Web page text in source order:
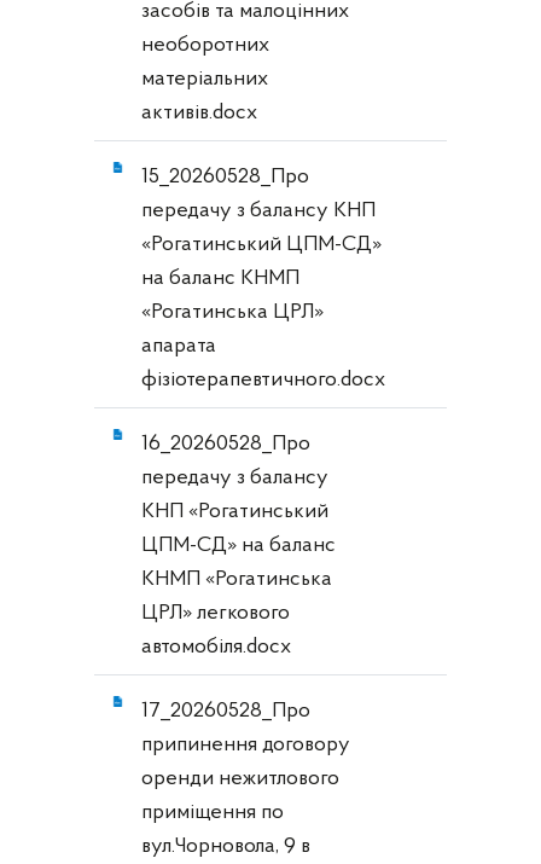
засобів та малоцінних
необоротних
матеріальних
активів.docx
15_20260528_Про
передачу з балансу КНП
«Рогатинський ЦПМ-СД»
на баланс КНМП
«Рогатинська ЦРЛ»
апарата
фізіотерапевтичного.docx
16_20260528_Про
передачу з балансу
КНП «Рогатинський
ЦПМ-СД» на баланс
КНМП «Рогатинська
ЦРЛ» легкового
автомобіля.docx
17_20260528_Про
припинення договору
оренди нежитлового
приміщення по
вул.Чорновола, 9 в